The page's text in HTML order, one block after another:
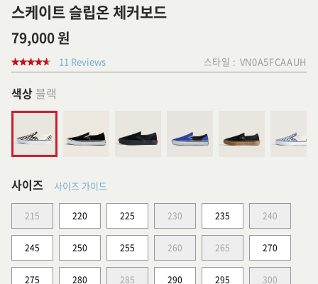
스케이트 슬립온 체커보드
79,000 원
11 Reviews 스타일 : VN0A5FCAAUH
색상 블랙
사이즈 사이즈 가이드
215 220 225 230 235 240
245 250 255 260 265 270
275 280 285 290 295 300